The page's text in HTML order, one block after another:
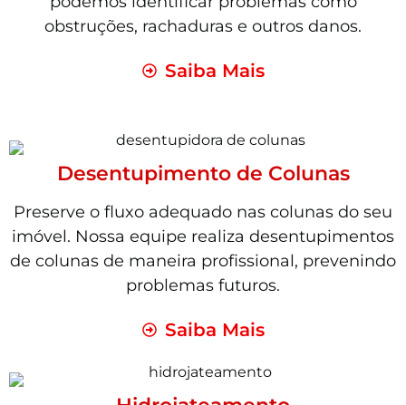
obstruções, rachaduras e outros danos.
Saiba Mais
Desentupimento de Colunas
Preserve o fluxo adequado nas colunas do seu
imóvel. Nossa equipe realiza desentupimentos
de colunas de maneira profissional, prevenindo
problemas futuros.
Saiba Mais